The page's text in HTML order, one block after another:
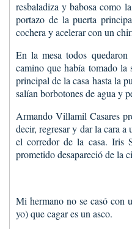
resbaladiza y babosa como
portazo de la puerta
cochera y acelerar con un
En la mesa todos
camino que había tomado
principal de la casa hasta la
salían borbotones de agua y
Armando Villamil Casares
decir, regresar y dar la cara
el corredor de la casa. Iris
prometido desapareció de la
Mi hermano no se casó con
yo) que cagar es un asco.